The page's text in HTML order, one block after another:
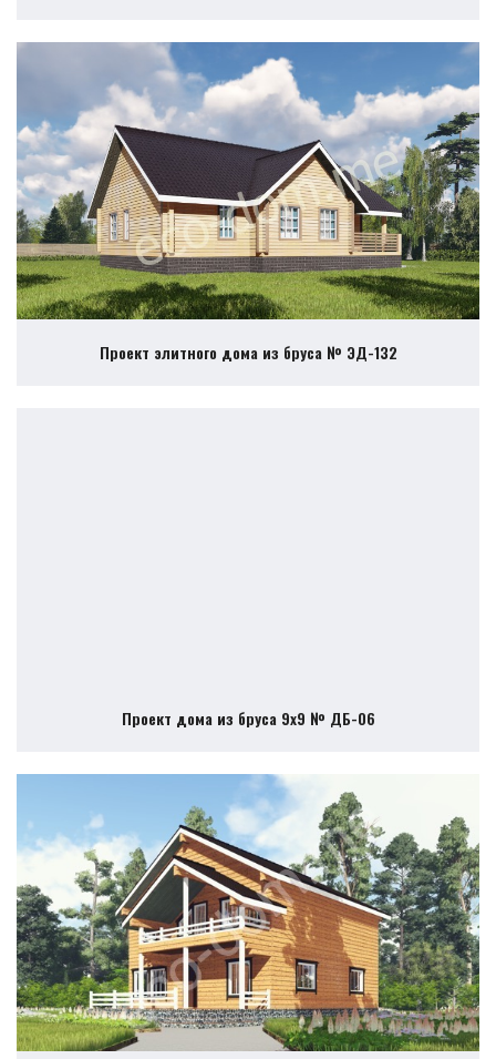
Проект элитного дома из бруса № ЭД-132
Проект дома из бруса 9х9 № ДБ-06